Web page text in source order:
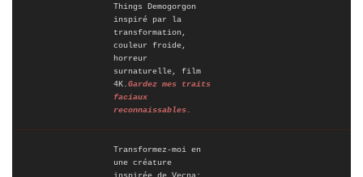
Things Demogorgon
inspiré par la
transformation,
couleur froide,
horreur
surnaturelle, film
4K.Gardez mes traits
faciaux
reconnaissables.
Transformez-moi en
une créature